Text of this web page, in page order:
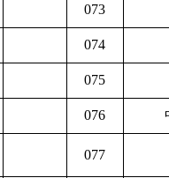
073
074
075
076
077